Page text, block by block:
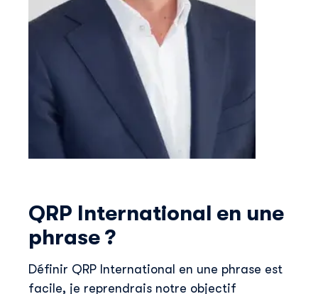
QRP International en une
phrase ?
Définir QRP International en une phrase est
facile, je reprendrais notre objectif